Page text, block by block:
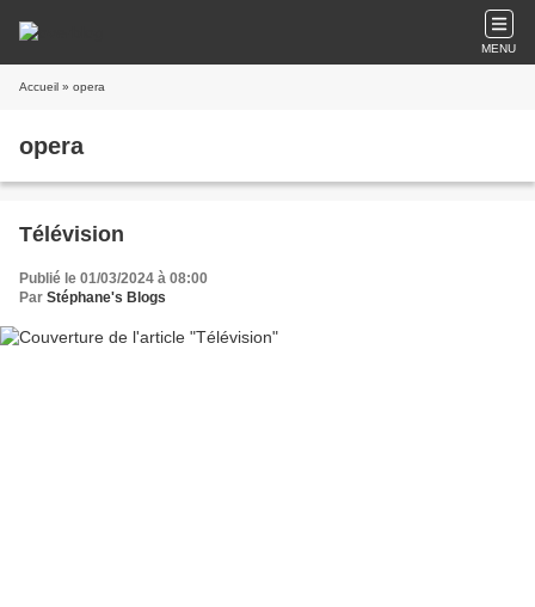
MENU
Accueil » opera
opera
Télévision
Publié le 01/03/2024 à 08:00
Par Stéphane's Blogs